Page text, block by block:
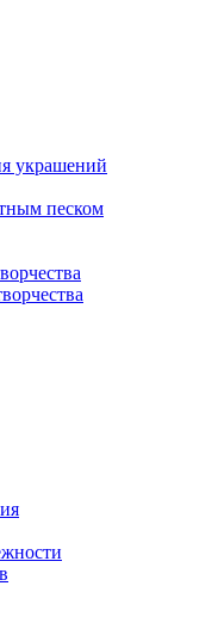
украшений
песком